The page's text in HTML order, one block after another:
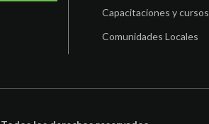
Capacitaciones y cursos
Comunidades Locales